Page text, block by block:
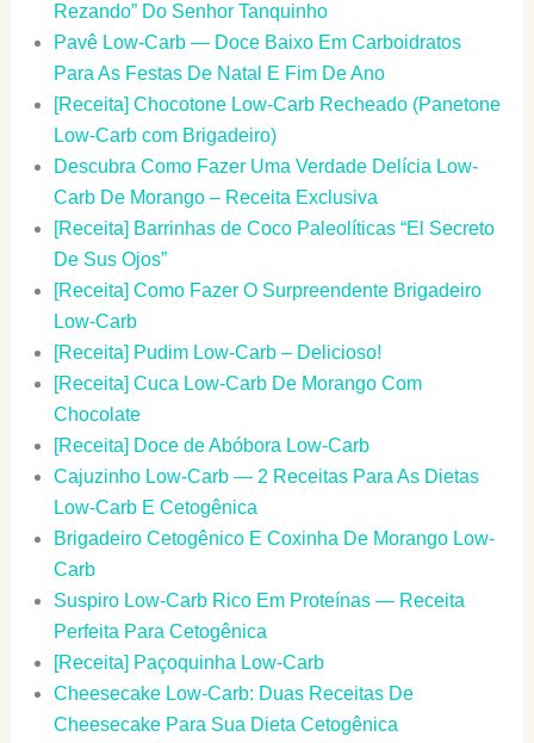
Rezando” Do Senhor Tanquinho
Pavê Low-Carb — Doce Baixo Em Carboidratos
Para As Festas De Natal E Fim De Ano
[Receita] Chocotone Low-Carb Recheado (Panetone
Low-Carb com Brigadeiro)
Descubra Como Fazer Uma Verdade Delícia Low-
Carb De Morango – Receita Exclusiva
[Receita] Barrinhas de Coco Paleolíticas “El Secreto
De Sus Ojos”
[Receita] Como Fazer O Surpreendente Brigadeiro
Low-Carb
[Receita] Pudim Low-Carb – Delicioso!
[Receita] Cuca Low-Carb De Morango Com
Chocolate
[Receita] Doce de Abóbora Low-Carb
Cajuzinho Low-Carb — 2 Receitas Para As Dietas
Low-Carb E Cetogênica
Brigadeiro Cetogênico E Coxinha De Morango Low-
Carb
Suspiro Low-Carb Rico Em Proteínas — Receita
Perfeita Para Cetogênica
[Receita] Paçoquinha Low-Carb
Cheesecake Low-Carb: Duas Receitas De
Cheesecake Para Sua Dieta Cetogênica